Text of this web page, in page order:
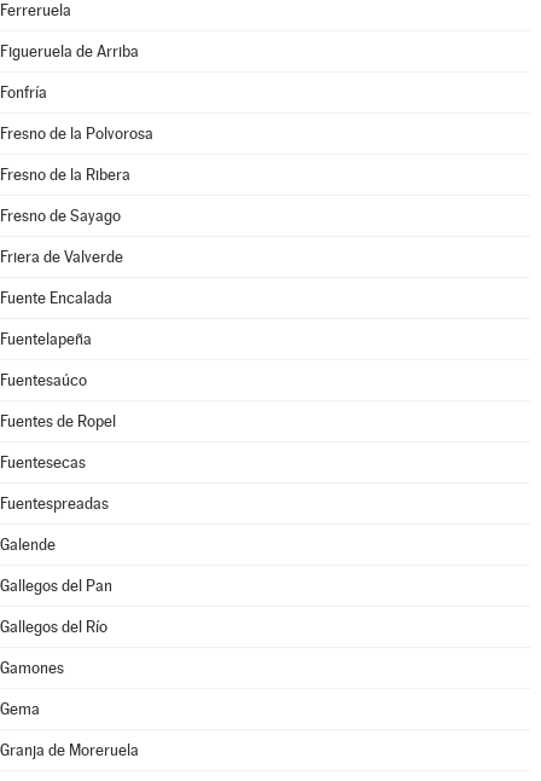
Ferreruela
Figueruela de Arriba
Fonfría
Fresno de la Polvorosa
Fresno de la Ribera
Fresno de Sayago
Friera de Valverde
Fuente Encalada
Fuentelapeña
Fuentesaúco
Fuentes de Ropel
Fuentesecas
Fuentespreadas
Galende
Gallegos del Pan
Gallegos del Río
Gamones
Gema
Granja de Moreruela